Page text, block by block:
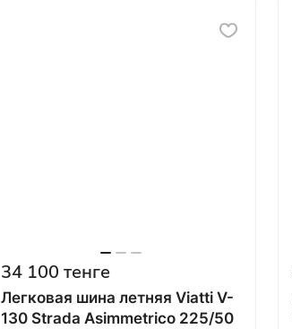
34 100 тенге
Легковая шина летняя Viatti V-
130 Strada Asimmetrico 225/50